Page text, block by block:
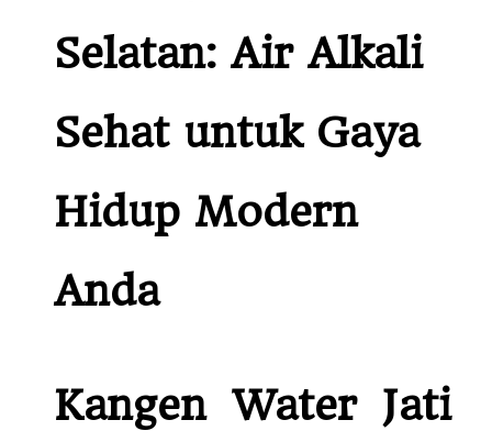
Selatan: Air Alkali
Sehat untuk Gaya
Hidup Modern
Anda
Kangen Water Jati